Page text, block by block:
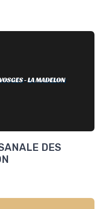
- LA MADELON
DES